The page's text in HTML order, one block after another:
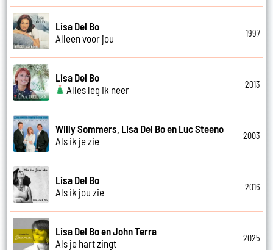
Lisa Del Bo
Alleen voor jou
1997
Lisa Del Bo
Alles leg ik neer
2013
Willy Sommers, Lisa Del Bo en Luc Steeno
Als ik je zie
2003
Lisa Del Bo
Als ik jou zie
2016
Lisa Del Bo en John Terra
Als je hart zingt
2025